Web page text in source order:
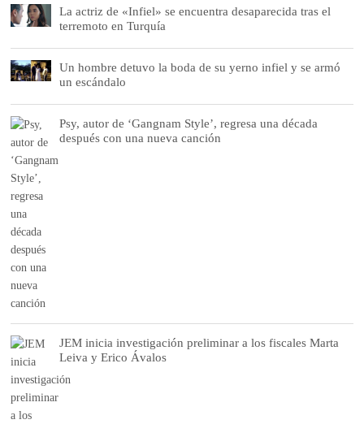
La actriz de «Infiel» se encuentra desaparecida tras el
terremoto en Turquía
Un hombre detuvo la boda de su yerno infiel y se armó
un escándalo
Psy, autor de ‘Gangnam Style’, regresa una década
después con una nueva canción
JEM inicia investigación preliminar a los fiscales Marta
Leiva y Erico Ávalos